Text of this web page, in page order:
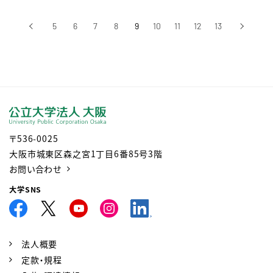
‹前へ 5 6 7 8 9 10 11 12 13 ›次へ
〒536-0025
大阪市城東区森之宮1丁目6番85号3階
お問い合わせ
大学SNS
法人概要
定款・規程